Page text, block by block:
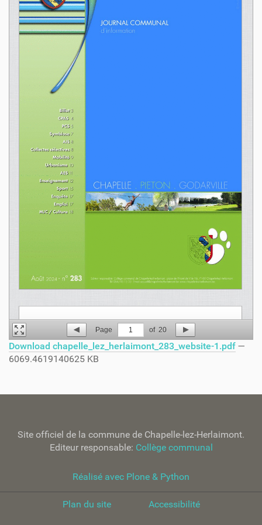
Page 1 of 20
Download chapelle_lez_herlaimont_283_website-1.pdf —
6069.4619140625 KB
Site officiel de la commune de Chapelle-lez-Herlaimont.
Editeur responsable: Collège communal
Réalisé avec Plone & Python
Plan du site Accessibilité